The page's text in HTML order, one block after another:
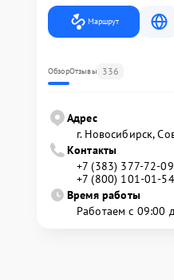
Маршрут
ОбзорОтзывы 336
Адрес
г. Новосибирск,
Контакты
+7 (383) 377-72-09
+7 (800) 101-01-54
Время работы
Работаем с 09:00